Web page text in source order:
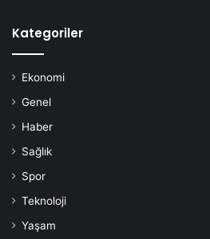
Kategoriler
Ekonomi
Genel
Haber
Sağlık
Spor
Teknoloji
Yaşam